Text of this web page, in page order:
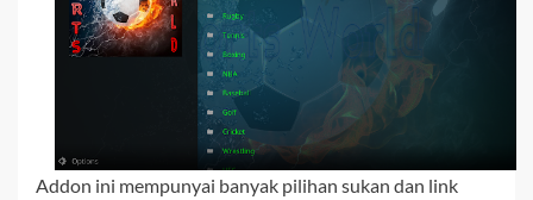
Addon ini mempunyai banyak pilihan sukan dan link